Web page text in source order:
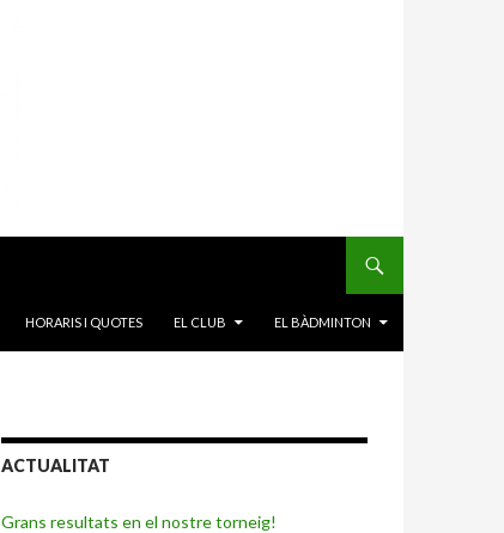
HORARIS I QUOTES EL CLUB EL BÀDMINTON
ACTUALITAT
Grans resultats en el nostre torneig!